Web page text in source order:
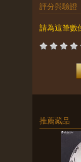
評分與驗證
請為這筆數
推薦藏品